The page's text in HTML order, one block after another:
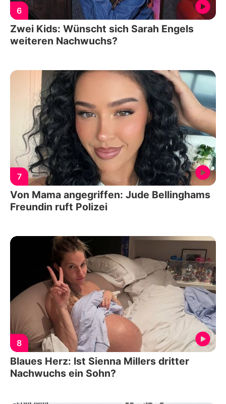
6
Zwei Kids: Wünscht sich Sarah Engels
weiteren Nachwuchs?
7
Von Mama angegriffen: Jude Bellinghams
Freundin ruft Polizei
8
Blaues Herz: Ist Sienna Millers dritter
Nachwuchs ein Sohn?